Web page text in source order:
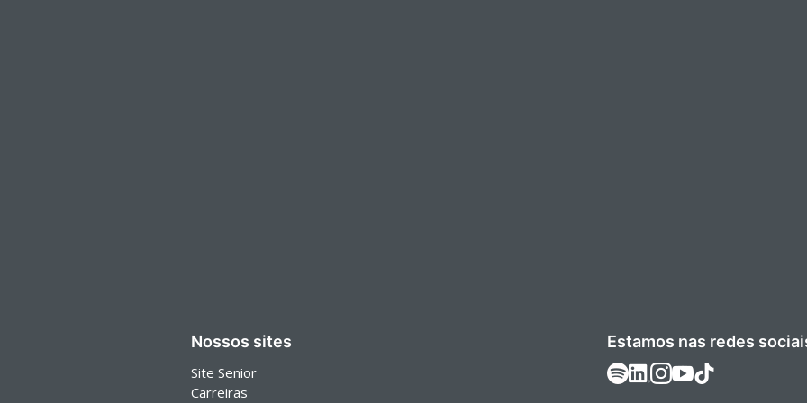
Nossos sites
Site Senior
Carreiras
Estamos nas redes